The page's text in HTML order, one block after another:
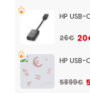
HP
26€
HP
5899€